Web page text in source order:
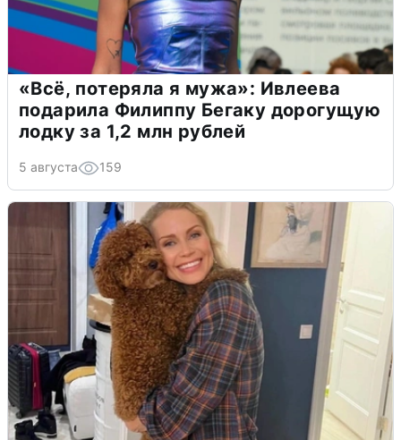
«Всё, потеряла я мужа»: Ивлеева
подарила Филиппу Бегаку дорогущую
лодку за 1,2 млн рублей
5 августа 159